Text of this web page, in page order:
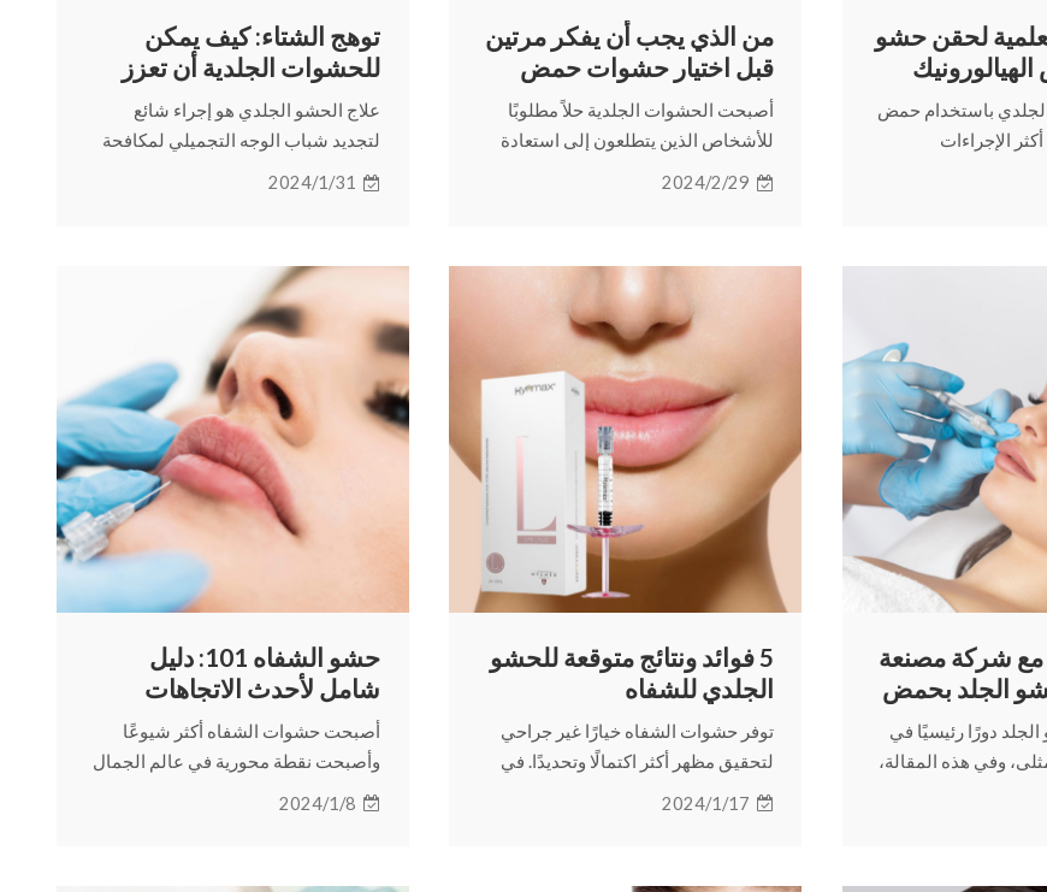
لحقن حشو
باستخدام حمض
الإجراءات
شيوعًا التي يتم
من الذي يجب أن يفكر مرتين
قبل اختيار حشوات حمض
الهيالورونيك الجلدية؟
أصبحت الحشوات الجلدية حلاً مطلوبًا
للأشخاص الذين يتطلعون إلى استعادة
مظهر أكثر شبابًا. إذن لمن هو مناسب
2024/2/29
توهج الشتاء: كيف يمكن
للحشوات الجلدية أن تعزز
بشرتك
علاج الحشو الجلدي هو إجراء شائع
لتجديد شباب الوجه التجميلي لمكافحة
الشيخوخة. تناقش هذه المدونة لماذا
2024/1/31
مع شركة مصنعة
الجلد بحمض
دورًا رئيسيًا في
وفي هذه المقالة،
العمل مع شركة
5 فوائد ونتائج متوقعة للحشو
الجلدي للشفاه
توفر حشوات الشفاه خيارًا غير جراحي
لتحقيق مظهر أكثر اكتمالًا وتحديدًا. في
هذه المقالة، سنستكشف خمس فوائد
2024/1/17
حشو الشفاه 101: دليل
شامل لأحدث الاتجاهات
أصبحت حشوات الشفاه أكثر شيوعًا
وأصبحت نقطة محورية في عالم الجمال
وعلم الجمال. تابع القراءة لمعرفة المزيد
2024/1/8